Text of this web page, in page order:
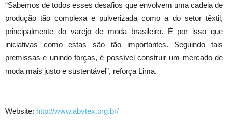
“Sabemos de todos esses desafios que envolvem uma cadeia de
produção tão complexa e pulverizada como a do setor têxtil,
principalmente do varejo de moda brasileiro. É por isso que
iniciativas como estas são tão importantes. Seguindo tais
premissas e unindo forças, é possível construir um mercado de
moda mais justo e sustentável”, reforça Lima.
Website: http://www.abvtex.org.br/